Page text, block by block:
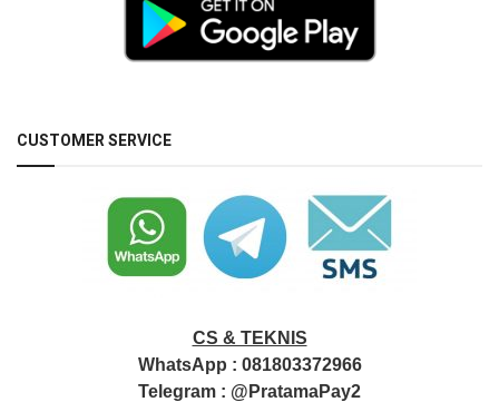
CUSTOMER SERVICE
CS & TEKNIS
WhatsApp : 081803372966
Telegram : @PratamaPay2